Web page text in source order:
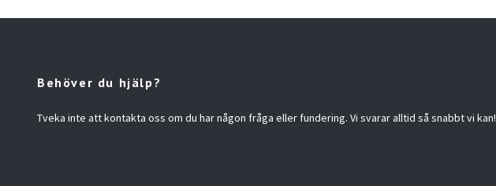
Behöver du hjälp?
Tveka inte att kontakta oss om du har någon fråga eller fundering. Vi svarar alltid så snabbt vi kan!